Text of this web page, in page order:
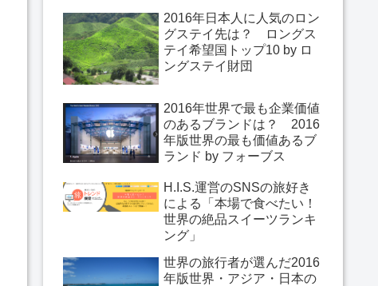
2016年日本人に人気のロン
グステイ先は？ ロングス
テイ希望国トップ10 by ロ
ングステイ財団
2016年世界で最も企業価値
のあるブランドは？ 2016
年版世界の最も価値あるブ
ランド by フォーブス
H.I.S.運営のSNSの旅好き
による「本場で食べたい！
世界の絶品スイーツランキ
ング」
世界の旅行者が選んだ2016
年版世界・アジア・日本の